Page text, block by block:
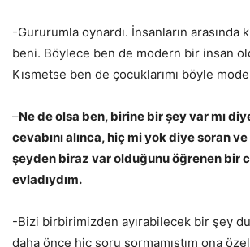
-Gururumla oynardı. İnsanların arasında
beni. Böylece ben de modern bir insan
Kısmetse ben de çocuklarımı böyle
–Ne de olsa ben, birine bir şey var mı
cevabını alınca, hiç mi yok diye soran
şeyden biraz var olduğunu öğrenen bir
evladıydım.
-Bizi birbirimizden ayırabilecek bir şey
daha önce hiç soru sormamıştım ona